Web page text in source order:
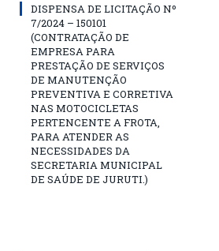
DISPENSA DE LICITAÇÃO Nº
7/2024 – 150101
(CONTRATAÇÃO DE
EMPRESA PARA
PRESTAÇÃO DE SERVIÇOS
DE MANUTENÇÃO
PREVENTIVA E CORRETIVA
NAS MOTOCICLETAS
PERTENCENTE A FROTA,
PARA ATENDER AS
NECESSIDADES DA
SECRETARIA MUNICIPAL
DE SAÚDE DE JURUTI.)